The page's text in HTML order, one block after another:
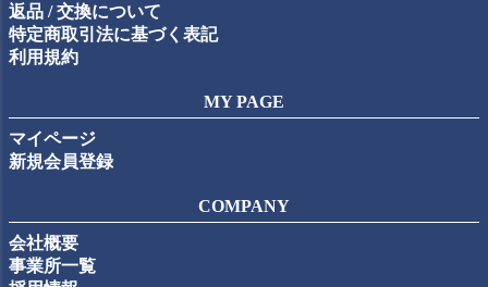
返品 / 交換について
特定商取引法に基づく表記
利用規約
MY PAGE
マイページ
新規会員登録
COMPANY
会社概要
事業所一覧